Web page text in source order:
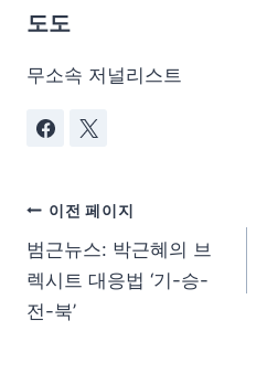
도도
무소속 저널리스트
이전 페이지
범근뉴스: 박근혜의 브
렉시트 대응법 ‘기-승-
전-북’